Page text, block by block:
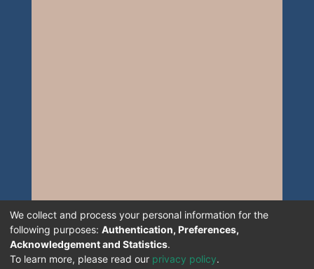
We collect and process your personal information for the
following purposes: Authentication, Preferences,
Acknowledgement and Statistics.
To learn more, please read our privacy policy.